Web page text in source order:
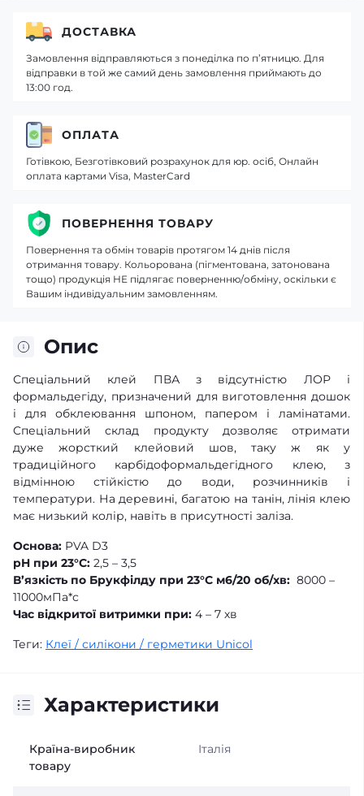
Опис
Спеціальний клей ПВА з відсутністю ЛОР і
формальдегіду, призначений для виготовлення дошок
і для обклеювання шпоном, папером і ламінатами.
Cпеціальний склад продукту дозволяє отримати
дуже жорсткий клейовий шов, таку ж як у
традиційного карбідоформальдегідного клею, з
відмінною стійкістю до води, розчинників і
температури. На деревині, багатою на танін, лінія клею
має низький колір, навіть в присутності заліза.
Основа: PVA D3
pH при 23°C: 2,5 – 3,5
В’язкість по Брукфілду при 23°C м6/20 об/хв: 8000 –
11000мПа*с
Час відкритої витримки при: 4 – 7 хв
Теги: Клеї / силікони / герметики Unicol
Характеристики
Країна-виробник
товару
Італія
ДОСТАВКА
Замовлення відправляються з понеділка по п’ятницю. Для
відправки в той же самий день замовлення приймають до
13:00 год.
ОПЛАТА
Готівкою, Безготівковий розрахунок для юр. осіб, Онлайн
оплата картами Visa, MasterCard
ПОВЕРНЕННЯ ТОВАРУ
Повернення та обмін товарів протягом 14 днів після
отримання товару. Кольорована (пігментована, затонована
тощо) продукція НЕ підлягає поверненню/обміну, оскільки є
Вашим індивідуальним замовленням.